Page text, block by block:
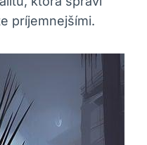
príjemnejšími.